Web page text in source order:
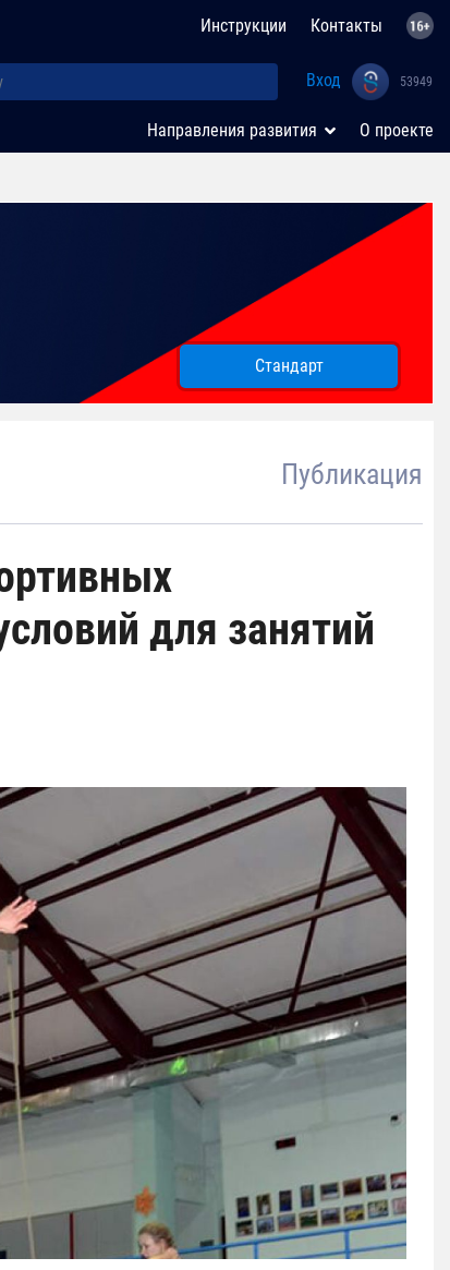
Инструкции Контакты
Вход 53949
Направления развития О проекте
Стандарт
Публикация
для занятий